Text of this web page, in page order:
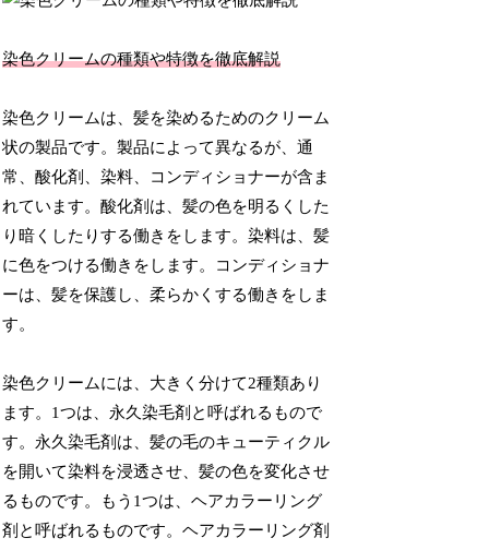
染色クリームの種類や特徴を徹底解説
染色クリームは、髪を染めるためのクリーム
状の製品です。製品によって異なるが、通
常、酸化剤、染料、コンディショナーが含ま
れています。酸化剤は、髪の色を明るくした
り暗くしたりする働きをします。染料は、髪
に色をつける働きをします。コンディショナ
ーは、髪を保護し、柔らかくする働きをしま
す。
染色クリームには、大きく分けて2種類あり
ます。1つは、永久染毛剤と呼ばれるもので
す。永久染毛剤は、髪の毛のキューティクル
を開いて染料を浸透させ、髪の色を変化させ
るものです。もう1つは、ヘアカラーリング
剤と呼ばれるものです。ヘアカラーリング剤